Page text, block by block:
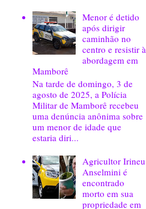
Menor é detido
após dirigir
caminhão no
centro e resistir à
abordagem em
Mamborê
Na tarde de domingo, 3 de
agosto de 2025, a Polícia
Militar de Mamborê recebeu
uma denúncia anônima sobre
um menor de idade que
estaria diri...
Agricultor Irineu
Anselmini é
encontrado
morto em sua
propriedade em